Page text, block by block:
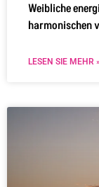
Weibliche
harmonischen
LESEN SIE MEHR